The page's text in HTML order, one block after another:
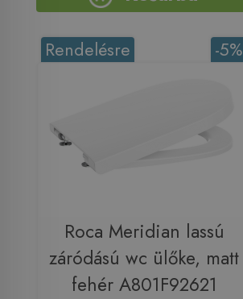
-5%
Rendelésre
Roca Meridian lassú
záródású wc ülőke, matt
fehér A801F92621